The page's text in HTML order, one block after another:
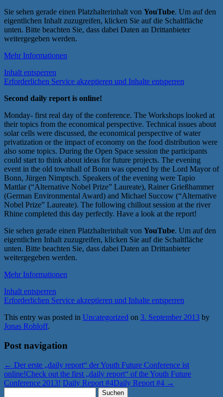
Sie sehen gerade einen Platzhalterinhalt von YouTube. Um auf den
eigentlichen Inhalt zuzugreifen, klicken Sie auf die Schaltfläche
unten. Bitte beachten Sie, dass dabei Daten an Drittanbieter
weitergegeben werden.
Mehr Informationen
Inhalt entsperren
Erforderlichen Service akzeptieren und Inhalte entsperren
Second daily report is online!
Monday- first real day of the conference. The Workshops looked at
their topics from the economical perspective. Technical issues about
solar cells were discussed, the economical perspective of water
privatization or the impact of economy on the food distribution were
also some topics. During the Open Space session the participants
could start to think about ideas for future projects. The evening
event in the old townhall of Bonn was opened by the Lord Mayor of
Bonn, Jürgen Nimptsch. Speakers of the evening were Tapio
Mattlar (“Alternative Nobel Prize” Laureate), Rainer Grießhammer
(German Environmental Award) and Michael Succow (“Alternative
Nobel Prize” Laureate). The following chillout session at the river
Rhine completed this day perfectly. Have a look at the report!
Sie sehen gerade einen Platzhalterinhalt von YouTube. Um auf den
eigentlichen Inhalt zuzugreifen, klicken Sie auf die Schaltfläche
unten. Bitte beachten Sie, dass dabei Daten an Drittanbieter
weitergegeben werden.
Mehr Informationen
Inhalt entsperren
Erforderlichen Service akzeptieren und Inhalte entsperren
This entry was posted in Uncategorized on 3. September 2013 by
Jonas Rohloff.
Post navigation
← Der erste „daily report“ der Youth Future Conference ist
online!Check out the first „daily report“ of the Youth Future
Conference 2013! Daily Report #4Daily Report #4 →